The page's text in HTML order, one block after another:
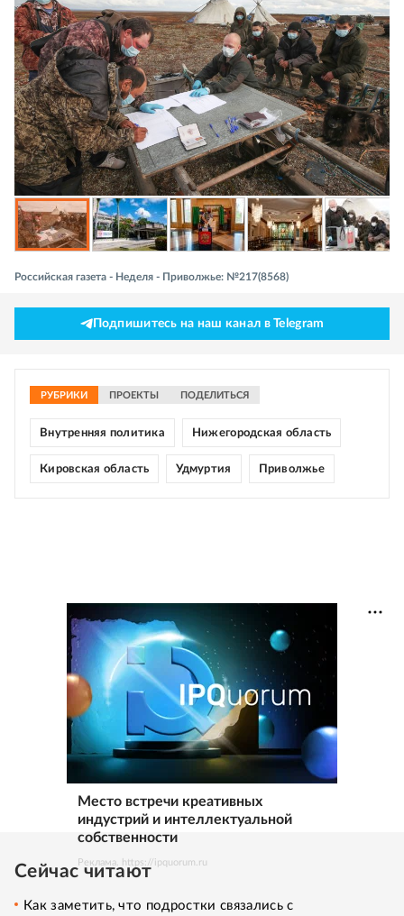
Российская газета - Неделя - Приволжье: №217(8568)
Подпишитесь на наш канал в Telegram
РУБРИКИ ПРОЕКТЫ ПОДЕЛИТЬСЯ
Внутренняя политика Нижегородская область
Кировская область Удмуртия Приволжье
Место встречи креативных
индустрий и интеллектуальной
собственности
Реклама. https://ipquorum.ru
Сейчас читают
Как заметить, что подростки связались с